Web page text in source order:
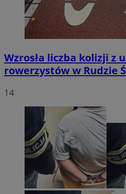
Wzrosła liczba kolizji z
rowerzystów w Rudzie
14